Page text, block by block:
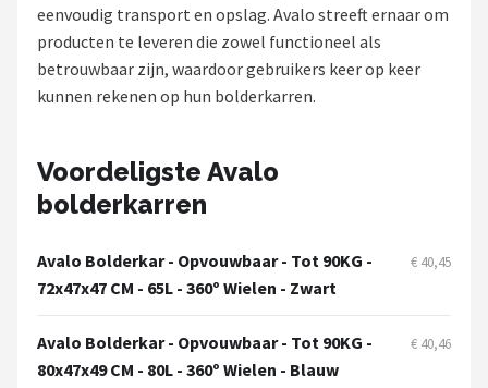
KOEL
Eurotrail
LifeGoods
Bo-Camp
NOMAD
Campingaz
eenvoudig transport en opslag. Avalo streeft ernaar om
producten te leveren die zowel functioneel als
betrouwbaar zijn, waardoor gebruikers keer op keer
kunnen rekenen op hun bolderkarren.
Voordeligste Avalo
bolderkarren
Avalo Bolderkar - Opvouwbaar - Tot 90KG -
72x47x47 CM - 65L - 360º Wielen - Zwart
€ 40,45
Avalo Bolderkar - Opvouwbaar - Tot 90KG -
80x47x49 CM - 80L - 360º Wielen - Blauw
€ 40,46